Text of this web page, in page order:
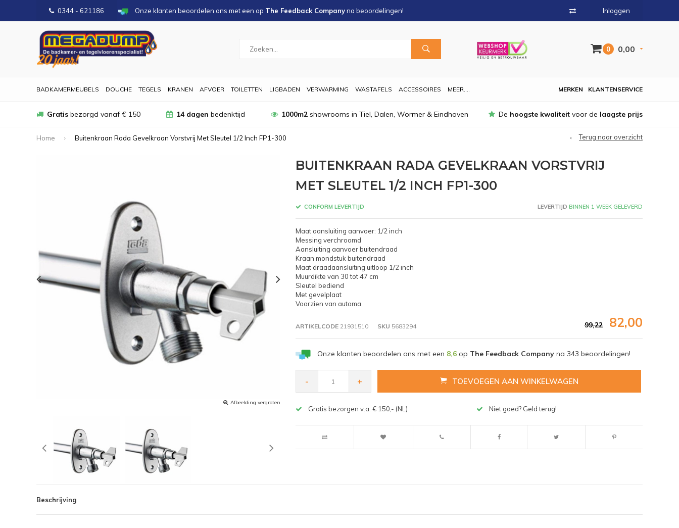
0344 - 621186 Onze klanten beoordelen ons met een op The Feedback Companyna beoordelingen! Inloggen
0 0,00
BADKAMERMEUBELS DOUCHE TEGELS KRANEN AFVOER TOILETTEN LIGBADEN VERWARMING WASTAFELS ACCESSOIRES MEER.... KLANTENSERVICE
MERKEN
Gratis bezorgd vanaf € 150 14 dagen bedenktijd 1000m2showrooms in Tiel, Dalen, Wormer & Eindhoven De hoogste kwaliteit voor de laagste prijs
Home Buitenkraan Rada Gevelkraan Vorstvrij Met Sleutel 1/2 Inch FP1-300 Terug naar overzicht
Afbeelding vergroten
BUITENKRAAN RADA GEVELKRAAN VORSTVRIJ
MET SLEUTEL 1/2 INCH FP1-300
CONFORM LEVERTIJD LEVERTIJD BINNEN 1 WEEK GELEVERD
Maat aansluiting aanvoer: 1/2 inch
Messing verchroomd
Aansluiting aanvoer buitendraad
Kraan mondstuk buitendraad
Maat draadaansluiting uitloop 1/2 inch
Muurdikte van 30 tot 47 cm
Sleutel bediend
Met gevelplaat
Voorzien van automa
ARTIKELCODE21931510 SKU 5683294 99,22 82,00
Onze klanten beoordelen ons met een 8,6op The Feedback Companyna 343 beoordelingen!
- + TOEVOEGEN AAN WINKELWAGEN
Gratis bezorgen v.a. € 150,- (NL) Niet goed? Geld terug!
Beschrijving